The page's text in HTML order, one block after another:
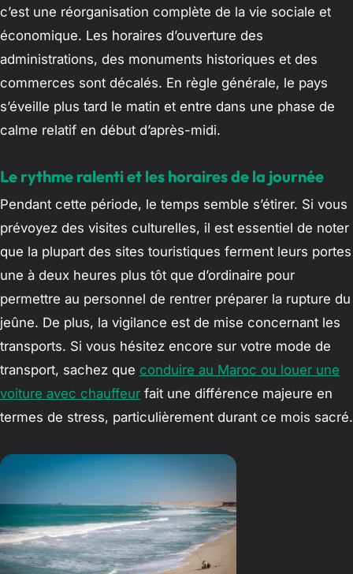
c’est une réorganisation complète de la vie sociale et
économique. Les horaires d’ouverture des
administrations, des monuments historiques et des
commerces sont décalés. En règle générale, le pays
s’éveille plus tard le matin et entre dans une phase de
calme relatif en début d’après-midi.
Le rythme ralenti et les horaires de la journée
Pendant cette période, le temps semble s’étirer. Si vous
prévoyez des visites culturelles, il est essentiel de noter
que la plupart des sites touristiques ferment leurs portes
une à deux heures plus tôt que d’ordinaire pour
permettre au personnel de rentrer préparer la rupture du
jeûne. De plus, la vigilance est de mise concernant les
transports. Si vous hésitez encore sur votre mode de
transport, sachez que conduire au Maroc ou louer une
voiture avec chauffeur fait une différence majeure en
termes de stress, particulièrement durant ce mois sacré.